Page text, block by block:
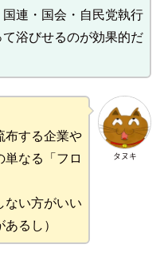
連・国会・自民党執行
浴びせるのが効果的だ
タヌキ
布する企業や
単なる「フロ
ない方がいい
るし）